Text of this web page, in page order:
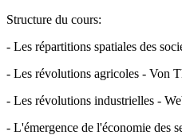
Structure du cours:
- Les répartitions spatiales des
- Les révolutions agricoles - Von
- Les révolutions industrielles -
- L'émergence de l'économie des